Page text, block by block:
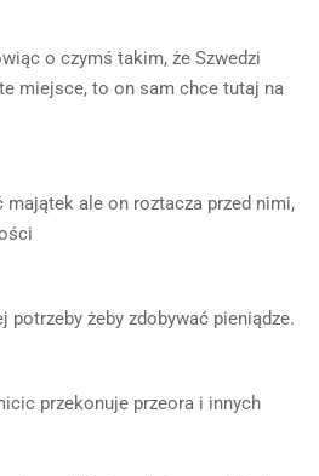
o czymś takim, że Szwedzi
miejsce, to on sam chce tutaj na
majątek ale on roztacza przed nimi,
potrzeby żeby zdobywać pieniądze.
przekonuje przeora i innych